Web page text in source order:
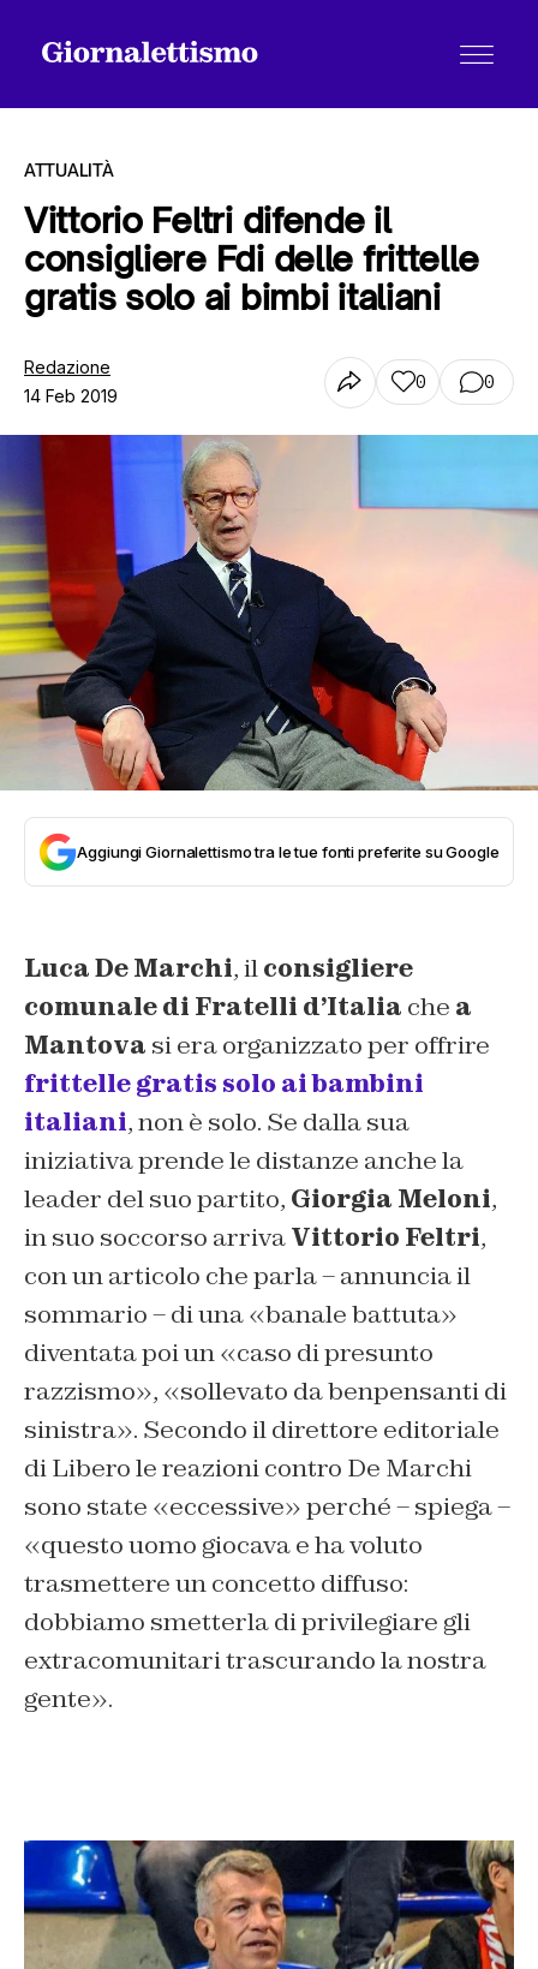
Tutti gli articoli
Chi siamo
Contatti
ATTUALITÀ
Vittorio Feltri difende il
consigliere Fdi delle frittelle
gratis solo ai bimbi italiani
Redazione
14 Feb 2019
0 0
Aggiungi Giornalettismo tra le tue fonti preferite su Google
Luca De Marchi, ilconsigliere
comunale di Fratelli d’Italia che a
Mantova si era organizzato per offrire
frittelle gratis solo ai bambini
italiani, non è solo. Se dalla sua
iniziativa prende le distanze anche la
leader del suo partito, Giorgia Meloni,
in suo soccorso arrivaVittorio Feltri,
con un articolo che parla – annuncia il
sommario – di una «banale battuta»
diventata poi un «caso di presunto
razzismo», «sollevato da benpensanti di
sinistra». Secondo il direttore editoriale
di Libero le reazioni contro De Marchi
sono state «eccessive» perché – spiega –
«questo uomo giocava e ha voluto
trasmettere un concetto diffuso:
dobbiamo smetterla di privilegiare gli
extracomunitari trascurando la nostra
gente».